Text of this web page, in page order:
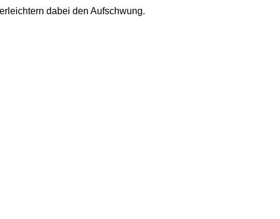
dabei den Aufschwung.